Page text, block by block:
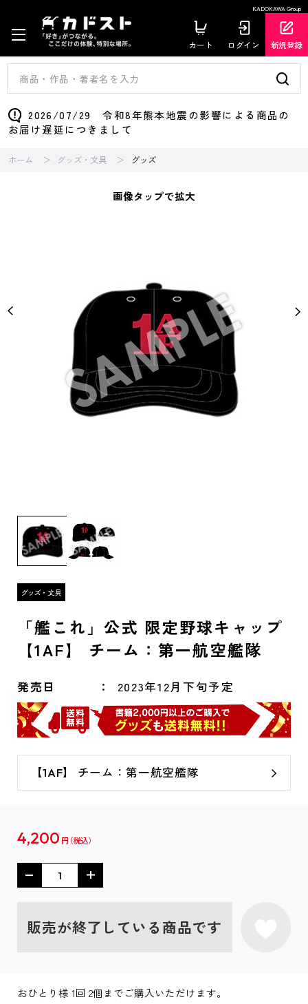
KADOKAWA Group
カート ログイン 新規登録
2026/07/29 令和8年熊本地震の影響による商品の
お届け遅延につきまして
ホーム グッズ・文具 グッズ
画像タップで拡大
「艦これ」公式 限定野球キャップ
【1AF】 チーム：第一航空艦隊
発売日 2023年12月下旬予定
【1AF】 チーム：第一航空艦隊
4,200 円
販売が終了している商品です
おひとり様 1回 2個までご購入いただけます。